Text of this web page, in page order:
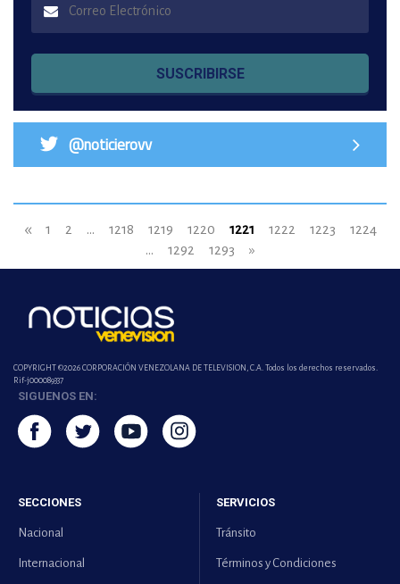
SUSCRIBIRSE
@noticierovv
« 1 2 ... 1218 1219 1220 1221 1222 1223
1224
...
1292 1293 »
COPYRIGHT ©2026 CORPORACIÓN VENEZOLANA DE TELEVISION, C.A. Todos los derechos reservados.
Rif-j000089337
SIGUENOS EN:
SECCIONES
Nacional
Internacional
SERVICIOS
Tránsito
Términos y Condiciones